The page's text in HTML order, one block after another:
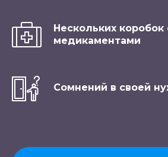
Нескольких коробок
медикаментами
Сомнений в своей